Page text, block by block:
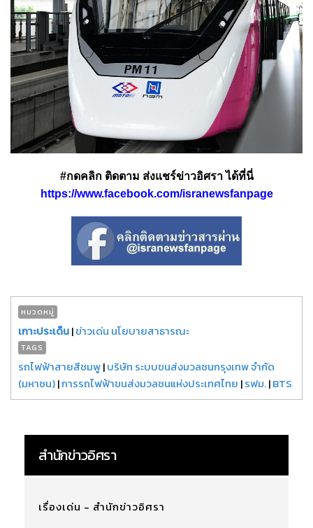
#กดคลิก ติดตาม ส่งแชร์ข่าวอิศรา ได้ที่นี่
https://www.facebook.com/isranewsfanpage
หมวดหมู่
เกาะประเด็น|ข่าวเด่น นโยบายสาธารณะ
TAGS
รถไฟฟ้าสายสีชมพู|บริษัท ระบบขนส่งมวลชนกรุงเทพ จำกัด
(มหาชน)|การรถไฟฟ้าขนส่งมวลชนแห่งประเทศไทย |รฟม.|BTS
สำนักข่าวอิศรา
เรื่องเด่น - สำนักข่าวอิศรา